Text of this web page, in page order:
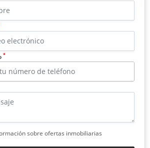
*
sobre ofertas inmobiliarias